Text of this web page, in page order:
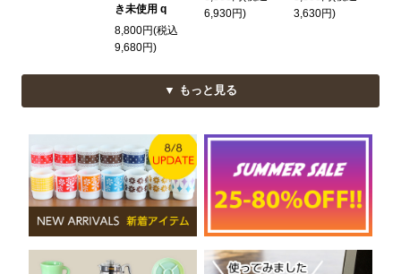
き未使用 q
8,800円(税込
9,680円)
6,930円)
3,630円)
▼ もっと見る